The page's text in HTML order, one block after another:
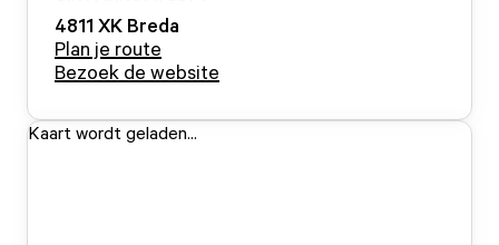
4811 XK Breda
Plan je route
Bezoek de website
Kaart wordt geladen...